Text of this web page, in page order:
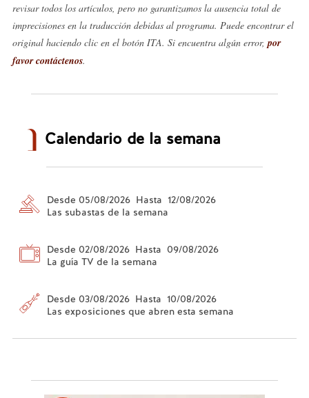
revisar todos los artículos, pero no garantizamos la ausencia total de
imprecisiones en la traducción debidas al programa. Puede encontrar el
original haciendo clic en el botón ITA. Si encuentra algún error, por
favor contáctenos.
Calendario de la semana
Desde 05/08/2026 Hasta 12/08/2026
Las subastas de la semana
Desde 02/08/2026 Hasta 09/08/2026
La guía TV de la semana
Desde 03/08/2026 Hasta 10/08/2026
Las exposiciones que abren esta semana